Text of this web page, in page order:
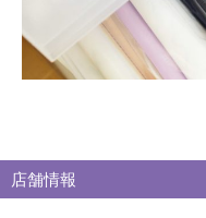
店舗情報